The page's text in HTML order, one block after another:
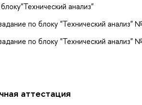
анализ"
по блоку "Технический анализ"
по блоку "Технический анализ"
аттестация